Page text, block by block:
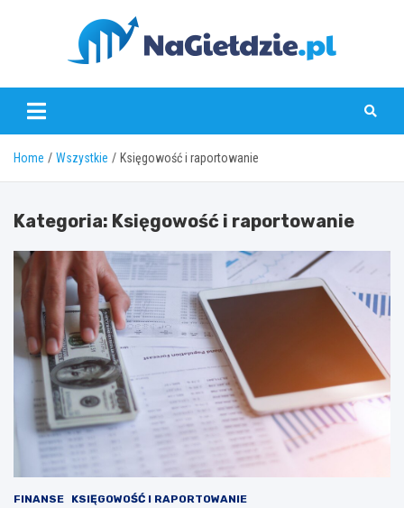
nagieldzie.pl
Home Wszystkie Księgowość i raportowanie
Kategoria: Księgowość i raportowanie
FINANSE
KSIĘGOWOŚĆ I RAPORTOWANIE